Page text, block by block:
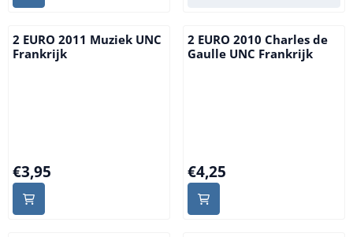
2 EURO 2011 Muziek UNC
Frankrijk
Prijs: 3,95
€3,95
2 EURO 2010 Charles de
Gaulle UNC Frankrijk
Prijs: 4,25
€4,25